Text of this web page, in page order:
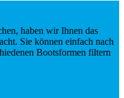
haben wir Ihnen das
Sie können einfach nach
Bootsformen filtern